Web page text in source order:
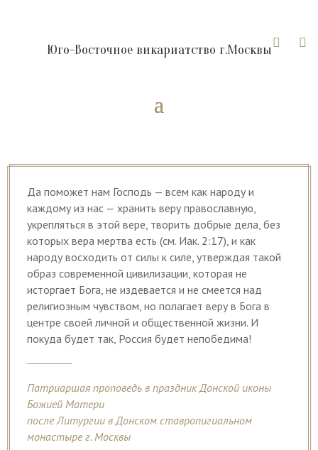
 
Юго-Восточное викариатство г.Москвы
Да поможет нам Господь — всем как народу и
каждому из нас — хранить веру православную,
укрепляться в этой вере, творить добрые дела, без
которых вера мертва есть (см. Иак. 2:17), и как
народу восходить от силы к силе, утверждая такой
образ современной цивилизации, которая не
исторгает Бога, не издевается и не смеется над
религиозным чувством, но полагает веру в Бога в
центре своей личной и общественной жизни. И
покуда будет так, Россия будет непобедима!
Патриаршая проповедь в праздник Донской иконы
Божией Матери
после Литургии в Донском ставропигиальном
монастыре г. Москвы